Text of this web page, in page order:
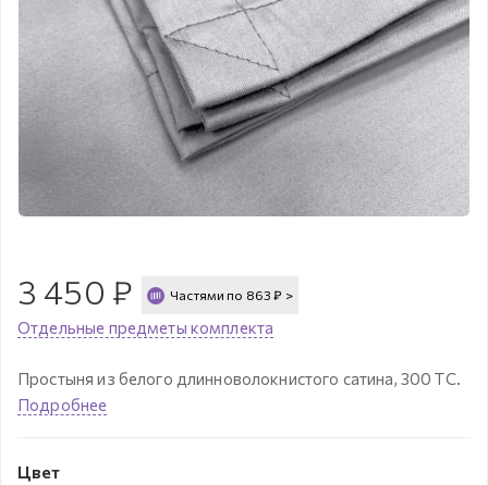
3 450 ₽ Частями по 863 ₽ >
Отдельные предметы комплекта
Простыня из белого длинноволокнистого сатина, 300 ТС.
Подробнее
Цвет